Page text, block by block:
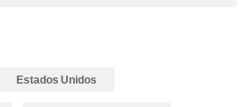
Estados Unidos